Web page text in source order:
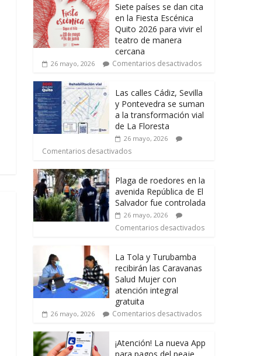
Siete países se dan cita
en la Fiesta Escénica
Quito 2026 para vivir el
teatro de manera
cercana
26 mayo, 2026 Comentarios desactivados
Las calles Cádiz, Sevilla
y Pontevedra se suman
a la transformación vial
de La Floresta
26 mayo, 2026
Comentarios desactivados
Plaga de roedores en la
avenida República de El
Salvador fue controlada
26 mayo, 2026
Comentarios desactivados
La Tola y Turubamba
recibirán las Caravanas
Salud Mujer con
atención integral
gratuita
26 mayo, 2026 Comentarios desactivados
¡Atención! La nueva App